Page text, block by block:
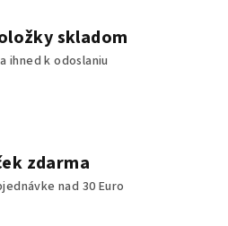
skladom
ihned k odoslaniu
zdarma
nad 30 Euro